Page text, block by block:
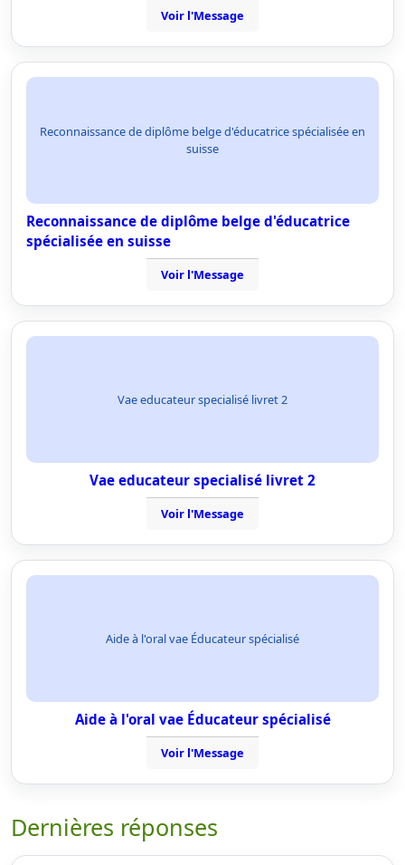
Voir l'Message
Reconnaissance de diplôme belge d'éducatrice spécialisée en
suisse
Reconnaissance de diplôme belge d'éducatrice
spécialisée en suisse
Voir l'Message
Vae educateur specialisé livret 2
Vae educateur specialisé livret 2
Voir l'Message
Aide à l'oral vae Éducateur spécialisé
Aide à l'oral vae Éducateur spécialisé
Voir l'Message
Dernières réponses